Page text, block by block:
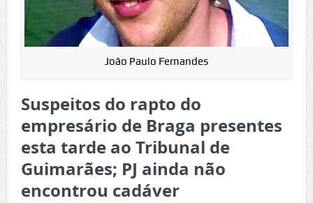
João Paulo Fernandes
Suspeitos do rapto do
empresário de Braga presentes
esta tarde ao Tribunal de
Guimarães; PJ ainda não
encontrou cadáver